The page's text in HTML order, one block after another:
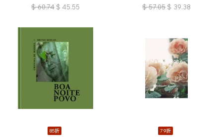
$ 60.74 $ 45.55
$ 57.05 $ 39.38
85折 79折